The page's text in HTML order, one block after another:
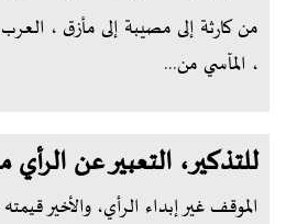
من كارثة إلى مصيبة إلى مأزق ،
، المآسي من...
للتذكير، التعبير عن
الموقف غير إبداء الرأي، والأخير